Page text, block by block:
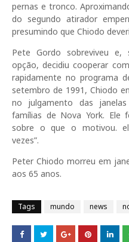
pernas e tronco.
do segundo atirador
presumindo que Chiodo
Pete Gordo sobreviveu e,
opção, decidiu cooperar
rapidamente no programa
setembro de 1991, Chiodo
no julgamento das
famílias de Nova York. Ele
sobre o que o motivou.
vezes”.
Peter Chiodo morreu em
aos 65 anos.
Tags mundo news